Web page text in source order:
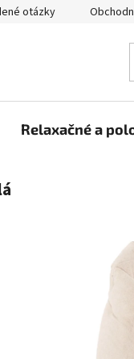
otázky
Relaxačné a